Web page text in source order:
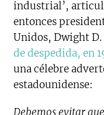
industrial’,
entonces
Unidos, Dwight
de despedida, en
una célebre
estadounidense:
Debemos evitar